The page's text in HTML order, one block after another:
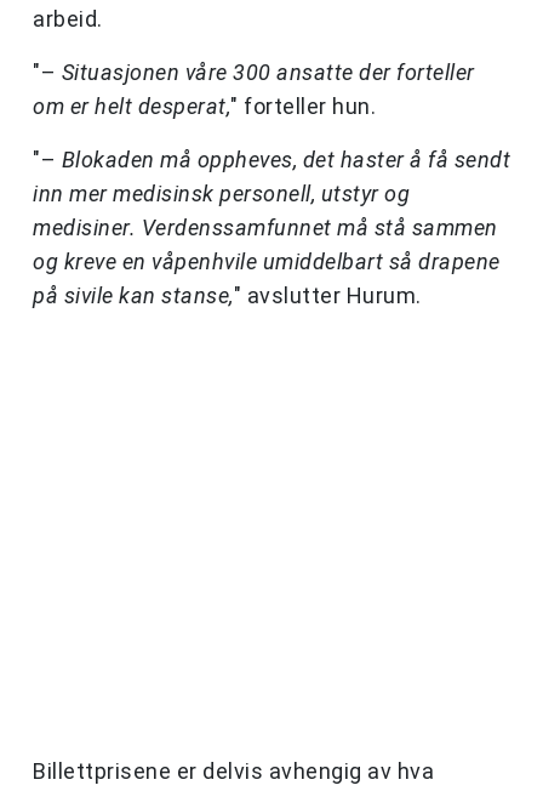
arbeid.
"– Situasjonen våre 300 ansatte der forteller
om er helt desperat," forteller hun.
"– Blokaden må oppheves, det haster å få sendt
inn mer medisinsk personell, utstyr og
medisiner. Verdenssamfunnet må stå sammen
og kreve en våpenhvile umiddelbart så drapene
på sivile kan stanse," avslutter Hurum.
Billettprisene er delvis avhengig av hva